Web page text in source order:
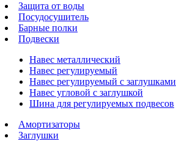
Защита от воды
Посудосушитель
Барные полки
Подвески
Навес металлический
Навес регулируемый
Навес регулируемый с заглушками
Навес угловой с заглушкой
Шина для регулируемых подвесов
Амортизаторы
Заглушки